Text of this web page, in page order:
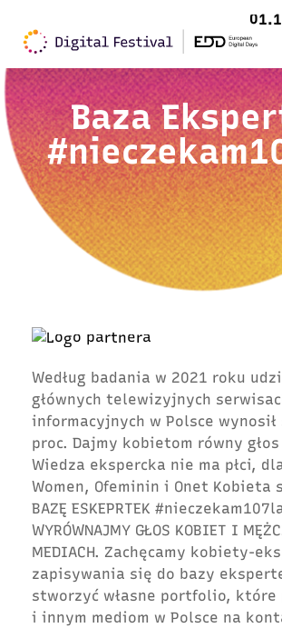
Baza
Według badania w 2021 roku
głównych telewizyjnych
informacyjnych w Polsce wynosił
proc. Dajmy kobietom równy
Wiedza ekspercka nie ma płci,
Women, Ofeminin i Onet Kobieta
BAZĘ ESKEPRTEK
WYRÓWNAJMY GŁOS KOBIET I
MEDIACH. Zachęcamy kobiety-
zapisywania się do bazy
stworzyć własne portfolio, które
i innym mediom w Polsce na